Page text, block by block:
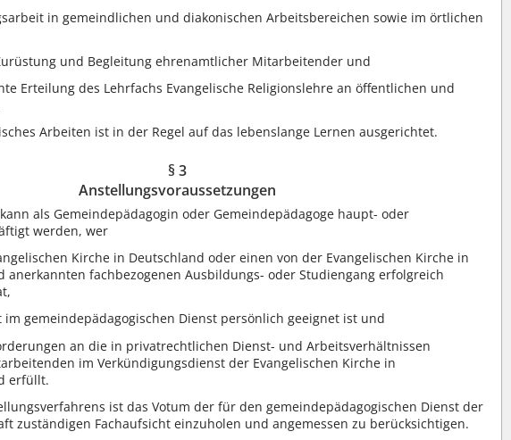
in gemeindlichen und diakonischen Arbeitsbereichen sowie im örtlichen
und Begleitung ehrenamtlicher Mitarbeitender und
Erteilung des Lehrfachs Evangelische Religionslehre an öffentlichen und
Arbeiten ist in der Regel auf das lebenslange Lernen ausgerichtet.
§ 3
Anstellungsvoraussetzungen
als Gemeindepädagogin oder Gemeindepädagoge haupt- oder
werden, wer
Kirche in Deutschland oder einen von der Evangelischen Kirche in
anerkannten fachbezogenen Ausbildungs- oder Studiengang erfolgreich
gemeindepädagogischen Dienst persönlich geeignet ist und
an die in privatrechtlichen Dienst- und Arbeitsverhältnissen
im Verkündigungsdienst der Evangelischen Kirche in
erfüllt.
ist das Votum der für den gemeindepädagogischen Dienst der
zuständigen Fachaufsicht einzuholen und angemessen zu berücksichtigen.